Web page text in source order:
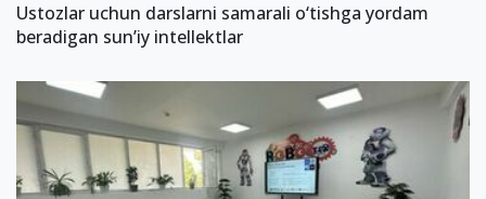
Ustozlar uchun darslarni samarali o‘tishga yordam
beradigan sun’iy intellektlar